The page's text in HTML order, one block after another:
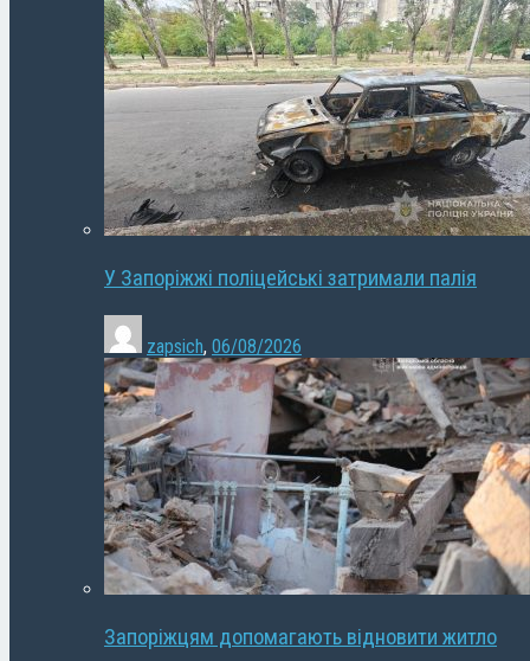
У Запоріжжі поліцейські затримали палія
zapsich, 06/08/2026
Запоріжцям допомагають відновити житло